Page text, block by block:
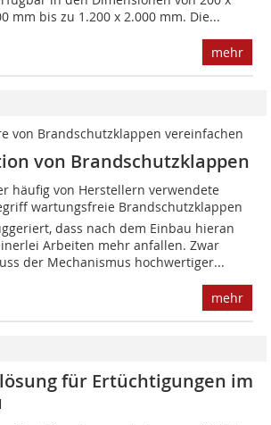
mm bis zu 1.200 x 2.000 mm. Die...
mehr
von Brandschutzklappen vereinfachen
von Brandschutzklappen
häufig von Herstellern verwendete
wartungsfreie Brandschutzklappen
dass nach dem Einbau hieran
Arbeiten mehr anfallen. Zwar
der Mechanismus hochwertiger...
mehr
für Ertüchtigungen im